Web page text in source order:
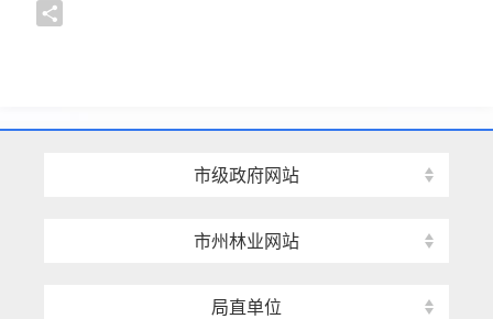
市级政府网站
市州林业网站
局直单位